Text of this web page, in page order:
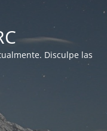
Disculpe las